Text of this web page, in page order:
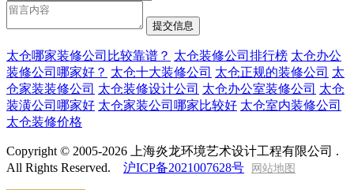
太仓哪家装修公司比较靠谱？ 太仓装修公司排行榜 太仓办公
装修公司哪家好？ 太仓十大装修公司 太仓正规的装修公司 太
仓家装装修公司 太仓装修设计公司 太仓办公室装修公司 太仓
装潢公司哪家好 太仓家装公司哪家比较好 太仓室内装修公司
太仓装修价格
Copyright © 2005-2026 上海炎龙环境艺术设计工程有限公司 .
All Rights Reserved. 沪ICP备2021007628号 网站地图